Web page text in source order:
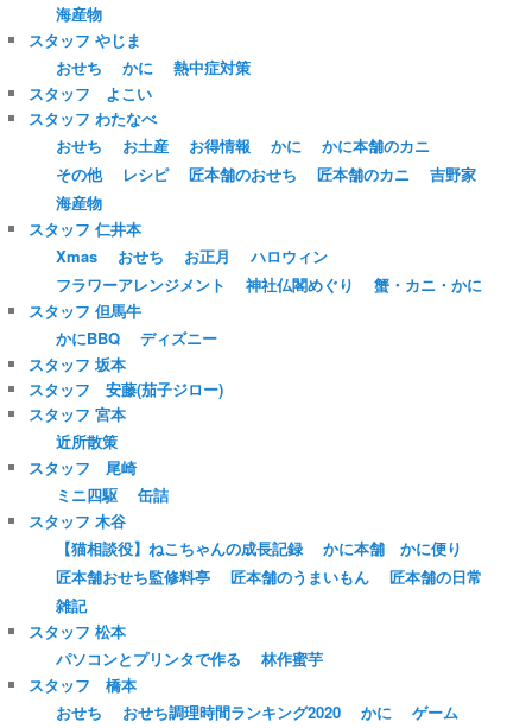
海産物
スタッフ やじま
おせち
かに
熱中症対策
スタッフ よこい
スタッフ わたなべ
おせち
お土産 お得情報 かに
かに本舗のカニ
その他
レシピ 匠本舗のおせち 匠本舗のカニ
吉野家
海産物
スタッフ 仁井本
Xmas
おせち お正月
ハロウィン
フラワーアレンジメント
神社仏閣めぐり
蟹・カニ・かに
スタッフ 但馬牛
かにBBQ
ディズニー
スタッフ 坂本
スタッフ 安藤(茄子ジロー)
スタッフ 宮本
近所散策
スタッフ 尾崎
ミニ四駆
缶詰
スタッフ 木谷
【猫相談役】ねこちゃんの成長記録
かに本舗 かに便り
匠本舗おせち監修料亭
匠本舗のうまいもん
匠本舗の日常
雑記
スタッフ 松本
パソコンとプリンタで作る
林作蜜芋
スタッフ 橋本
おせち
おせち調理時間ランキング2020 かに
ゲーム